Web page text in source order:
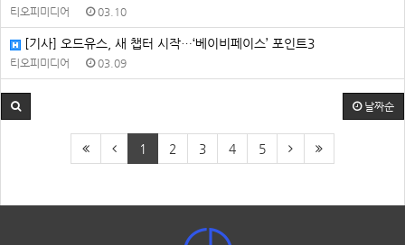
티오피미디어 03.10
[기사] 오드유스, 새 챕터 시작…‘베이비페이스’ 포인트3
티오피미디어 03.09
날짜순
1 2 3 4 5